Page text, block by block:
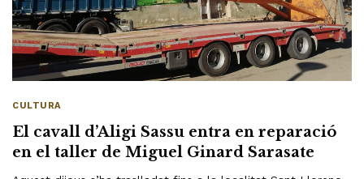
CULTURA
El cavall d’Aligi Sassu entra en reparació
en el taller de Miguel Ginard Sarasate